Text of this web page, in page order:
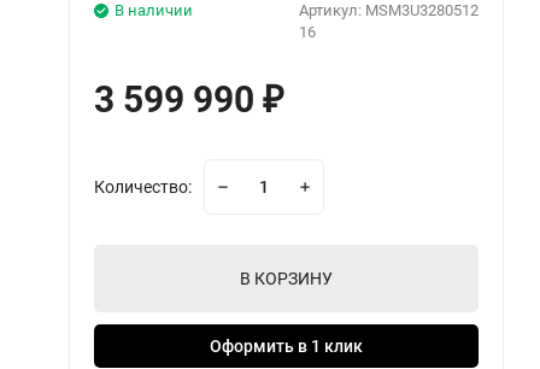
Артикул: MSM3U3280512
16
В наличии
3 599 990₽
Количество:
В КОРЗИНУ
Оформить в 1 клик